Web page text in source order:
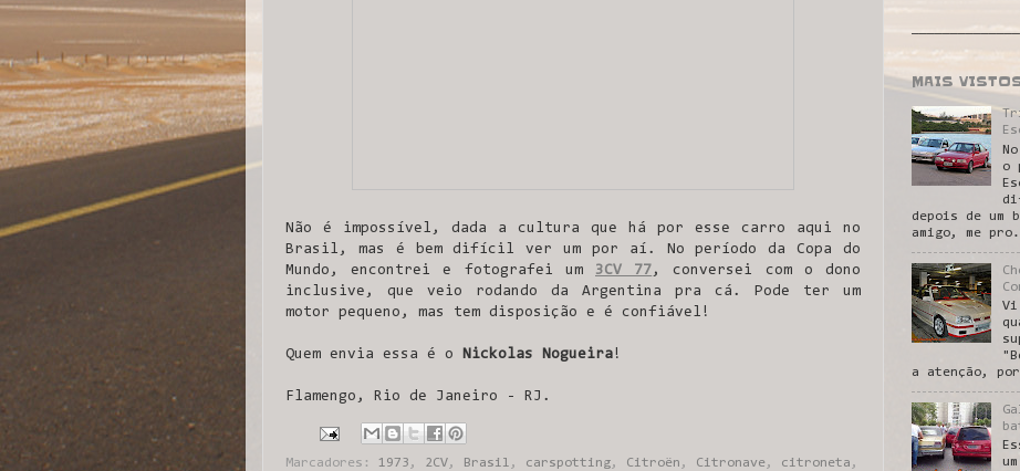
Não é impossível, dada a cultura que há por esse carro aqui no
Brasil, mas é bem difícil ver um por aí. No período da Copa do
Mundo, encontrei e fotografei um 3CV 77 , conversei com o dono
inclusive, que veio rodando da Argentina pra cá. Pode ter um
motor pequeno, mas tem disposição e é confiável!
Quem envia essa é o Nickolas Nogueira!
Flamengo, Rio de Janeiro - RJ.
Marcadores: 1973 , 2CV, Brasil , carspotting, Citroën , Citronave, citroneta ,
MAIS
o
depois de um
amigo, me
Vi
a atenção,